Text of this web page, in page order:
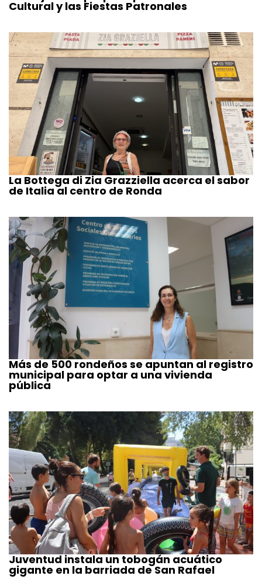
Cultural y las Fiestas Patronales
La Bottega di Zia Grazziella acerca el sabor
de Italia al centro de Ronda
Más de 500 rondeños se apuntan al registro
municipal para optar a una vivienda
pública
Juventud instala un tobogán acuático
gigante en la barriada de San Rafael